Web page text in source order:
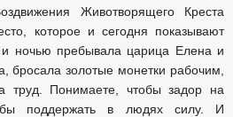
Животворящего Креста
которое и сегодня показывают
ночью пребывала царица Елена и
бросала золотые монетки рабочим,
труд. Понимаете, чтобы задор на
поддержать в людях силу. И